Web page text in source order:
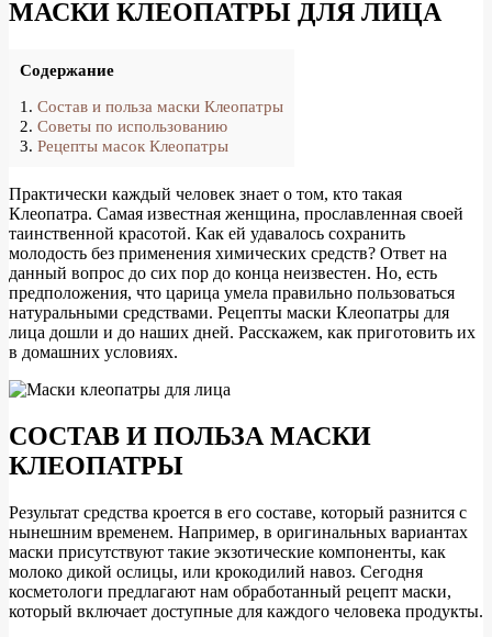
МАСКИ КЛЕОПАТРЫ ДЛЯ ЛИЦА
Содержание
Состав и польза маски Клеопатры
Советы по использованию
Рецепты масок Клеопатры
Практически каждый человек знает о том, кто такая
Клеопатра. Самая известная женщина, прославленная своей
таинственной красотой. Как ей удавалось сохранить
молодость без применения химических средств? Ответ на
данный вопрос до сих пор до конца неизвестен. Но, есть
предположения, что царица умела правильно пользоваться
натуральными средствами. Рецепты маски Клеопатры для
лица дошли и до наших дней. Расскажем, как приготовить их
в домашних условиях.
СОСТАВ И ПОЛЬЗА МАСКИ
КЛЕОПАТРЫ
Результат средства кроется в его составе, который разнится с
нынешним временем. Например, в оригинальных вариантах
маски присутствуют такие экзотические компоненты, как
молоко дикой ослицы, или крокодилий навоз. Сегодня
косметологи предлагают нам обработанный рецепт маски,
который включает доступные для каждого человека продукты.